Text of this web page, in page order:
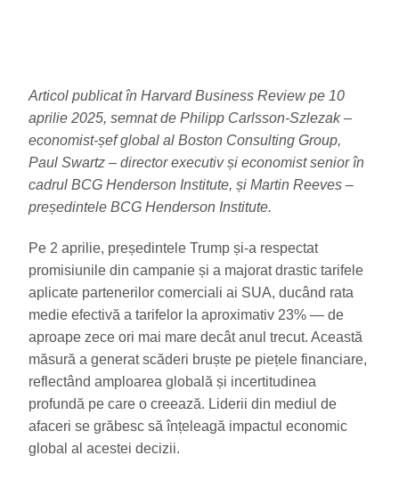
Articol publicat în Harvard Business Review pe 10
aprilie 2025, semnat de Philipp Carlsson-Szlezak –
economist-șef global al Boston Consulting Group,
Paul Swartz – director executiv și economist senior în
cadrul BCG Henderson Institute, și Martin Reeves –
președintele BCG Henderson Institute.
Pe 2 aprilie, președintele Trump și-a respectat
promisiunile din campanie și a majorat drastic tarifele
aplicate partenerilor comerciali ai SUA, ducând rata
medie efectivă a tarifelor la aproximativ 23% — de
aproape zece ori mai mare decât anul trecut. Această
măsură a generat scăderi bruște pe piețele financiare,
reflectând amploarea globală și incertitudinea
profundă pe care o creează. Liderii din mediul de
afaceri se grăbesc să înțeleagă impactul economic
global al acestei decizii.